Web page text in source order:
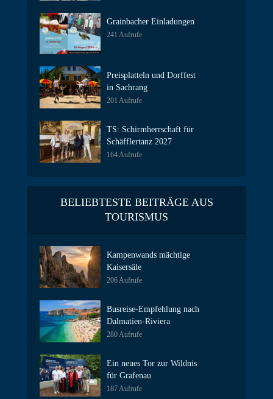
Grainbacher Einladungen
241 Aufrufe
Preisplatteln und Dorffest
in Sachrang
201 Aufrufe
TS: Schirmherrschaft für
Schäfflertanz 2027
164 Aufrufe
BELIEBTESTE BEITRÄGE AUS
TOURISMUS
Kampenwands mächtige
Kaisersäle
206 Aufrufe
Busreise-Empfehlung nach
Dalmatien-Riviera
280 Aufrufe
Ein neues Tor zur Wildnis
für Grafenau
187 Aufrufe